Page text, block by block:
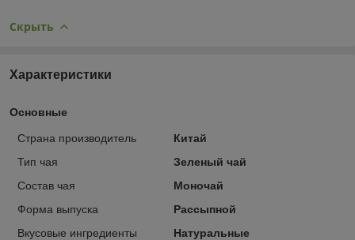
Скрыть
Характеристики
Основные
Страна производитель
Китай
Тип чая
Зеленый чай
Состав чая
Моночай
Форма выпуска
Рассыпной
Вкусовые ингредиенты
Натуральные